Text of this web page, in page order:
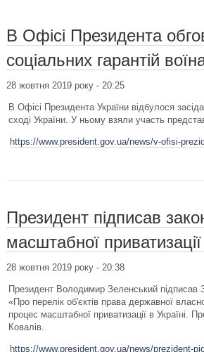
В Офісі Президента
соціальних гарантій
28 жовтня 2019 року - 20:25
В Офісі Президента України відбулося
сході України. У ньому взяли участь
https://www.president.gov.ua/news/v-ofisi-
Президент підписав
масштабної
28 жовтня 2019 року - 20:38
Президент Володимир Зеленський підписав
«Про перелік об'єктів права державної
процес масштабної приватизації в Україні.
Ковалів.
https://www.president.gov.ua/news/prezident-